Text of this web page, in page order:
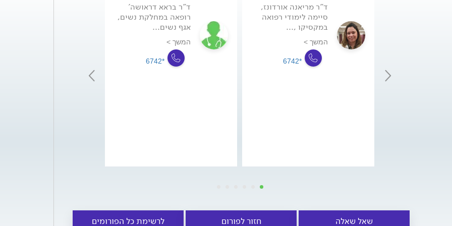
ד"ר בראא דראושה'
רופאה במחלקת נשים,
אגף נשים...
המשך >
*6742
ד"ר מריאנה אורדונז,
סיימה לימודי רפואה
במקסיקו ,...
המשך >
*6742
שאל שאלה חזור לפורום לרשימת כל הפורומים